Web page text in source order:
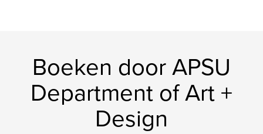
Boeken door APSU
Department of Art +
Design